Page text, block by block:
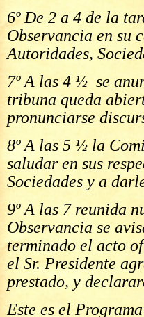
6º De 2 a 4 de la
Observancia en su
Autoridades,
7º A las 4 ½ se
tribuna queda
pronunciarse
8º A las 5 ½ la
saludar en sus
Sociedades y a
9º A las 7 reunida
Observancia se
terminado el acto
el Sr. Presidente
prestado, y
Este es el